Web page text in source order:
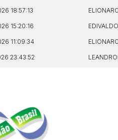
18:57:13
15:20:16
11:09:34
23:43:52